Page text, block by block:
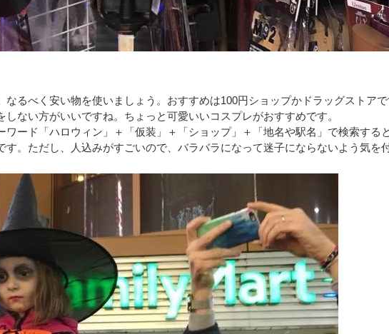
なるべく安い物を使いましょう。おすすめは100円ショップかドラッグストアで
しない方がいいですね。ちょっと可愛いいコスプレがおすすめです。
ワード「ハロウィン」＋「仮装」＋「ショップ」＋「地名や駅名」で検索する
す。ただし、人込みがすごいので、バラバラになって迷子にならないよう気を